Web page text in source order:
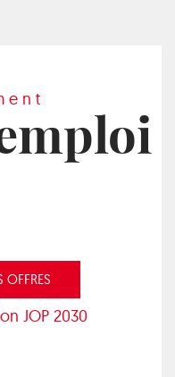
OFFRES
JOP 2030